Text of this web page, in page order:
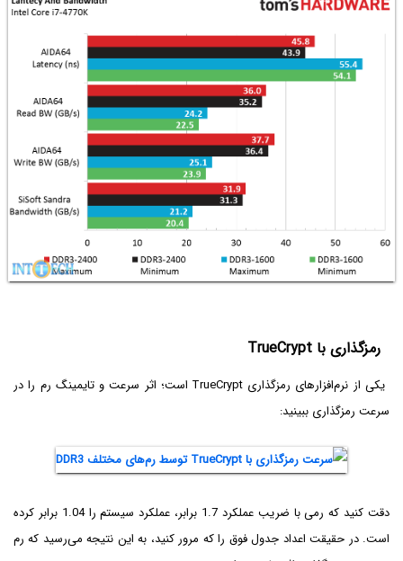
رمزگذاری با TrueCrypt
یکی از نرم‌افزارهای رمزگذاری TrueCrypt است؛ اثر سرعت و تایمینگ رم را در
سرعت رمزگذاری ببینید:
دقت کنید که رمی با ضریب عملکرد 1.7 برابر، عملکرد سیستم را 1.04 برابر کرده
است. در حقیقت اعداد جدول فوق را که مرور کنید، به این نتیجه می‌رسید که رم